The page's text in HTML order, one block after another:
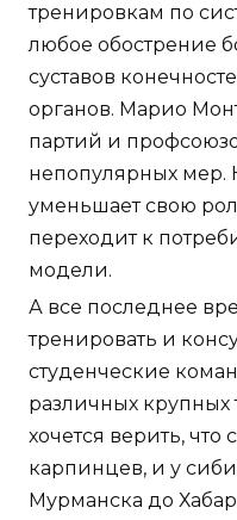
тренировкам по
любое обострение
суставов
органов. Марио
партий и
непопулярных мер.
уменьшает свою
переходит к
модели.
А все последнее
тренировать и
студенческие
различных крупных
хочется верить, что
карпинцев, и у
Мурманска до